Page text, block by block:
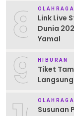
8 OLAHRAGA
Link Live
Dunia
Yamal
9 HIBURAN
Tiket
OLAHRAGA
Susunan